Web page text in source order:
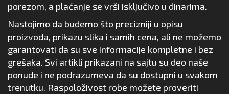
porezom, a plaćanje se vrši isključivo u dinarima.
Nastojimo da budemo što precizniji u opisu
proizvoda, prikazu slika i samih cena, ali ne možemo
garantovati da su sve informacije kompletne i bez
grešaka. Svi artikli prikazani na sajtu su deo naše
ponude i ne podrazumeva da su dostupni u svakom
trenutku. Raspoloživost robe možete proveriti